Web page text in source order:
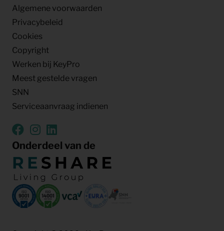
Algemene voorwaarden
Privacybeleid
Cookies
Copyright
Werken bij KeyPro
Meest gestelde vragen
SNN
Serviceaanvraag indienen
Onderdeel van de